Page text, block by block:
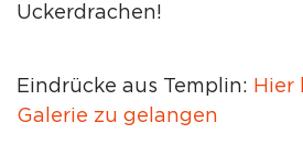
Uckerdrachen!
Eindrücke aus Templin: Hier
Galerie zu gelangen